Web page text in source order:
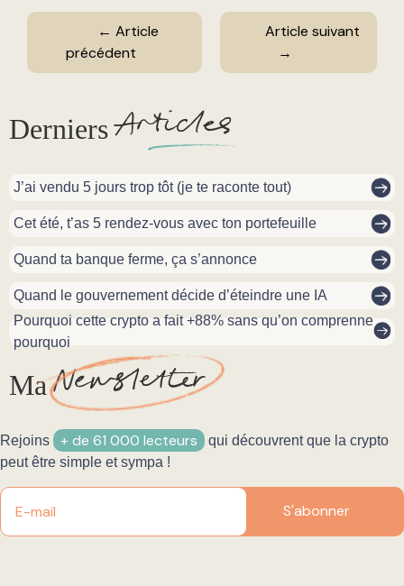
← Article
précédent
Article suivant
→
DerniersArticles
J’ai vendu 5 jours trop tôt (je te raconte tout)
Cet été, t’as 5 rendez-vous avec ton portefeuille
Quand ta banque ferme, ça s’annonce
Quand le gouvernement décide d’éteindre une IA
Pourquoi cette crypto a fait +88% sans qu’on comprenne
pourquoi
MaNewsletter
Rejoins + de 61 000 lecteurs
qui découvrent que la crypto
peut être simple et sympa !